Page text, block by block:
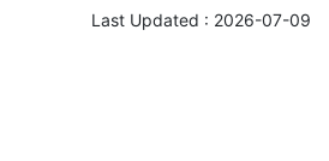
Last Updated : 2026-07-09